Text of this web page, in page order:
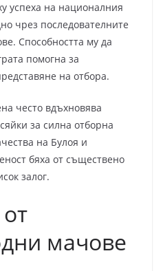
успеха на националния
чрез последователните
Способността му да
помогна за
на отбора.
често вдъхновява
за силна отборна
на Булоя и
бяха от съществено
залог.
мачове